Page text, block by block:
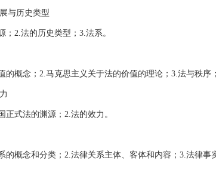
与历史类型
2.法的历史类型；3.法系。
概念；2.马克思主义关于法的价值的理论；3.法与秩序
式法的渊源；2.法的效力。
概念和分类；2.法律关系主体、客体和内容；3.法律事